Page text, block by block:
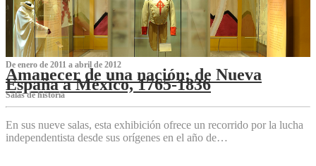
De enero de 2011 a abril de 2012
Amanecer de una nación: de Nueva
España a México, 1765-1836
Salas de historia
En sus nueve salas, esta exhibición ofrece un recorrido por la lucha
independentista desde sus orígenes en el año de…